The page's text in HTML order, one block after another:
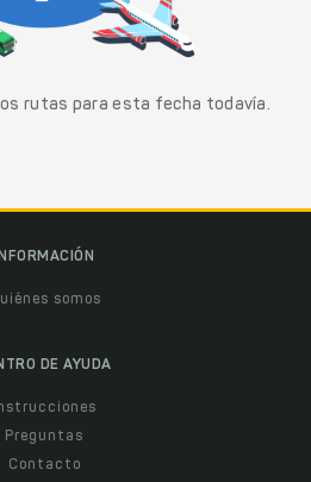
rutas para esta fecha todavía.
INFORMACIÓN
somos
DE AYUDA
Preguntas
Contacto